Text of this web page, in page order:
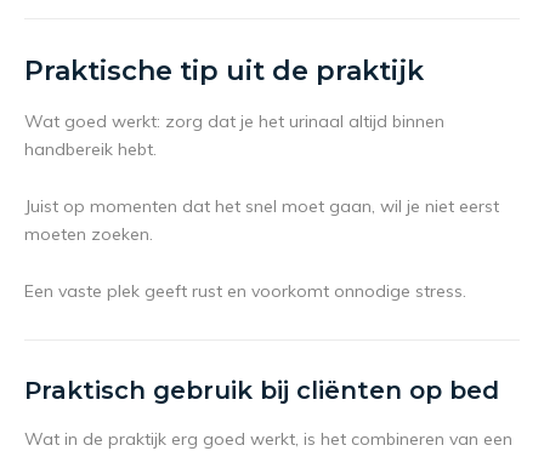
Praktische tip uit de praktijk
Wat goed werkt: zorg dat je het urinaal altijd binnen
handbereik hebt.
Juist op momenten dat het snel moet gaan, wil je niet eerst
moeten zoeken.
Een vaste plek geeft rust en voorkomt onnodige stress.
Praktisch gebruik bij cliënten op bed
Wat in de praktijk erg goed werkt, is het combineren van een